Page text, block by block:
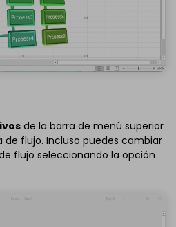
de la barra de menú superior
flujo. Incluso puedes cambiar
flujo seleccionando la opción